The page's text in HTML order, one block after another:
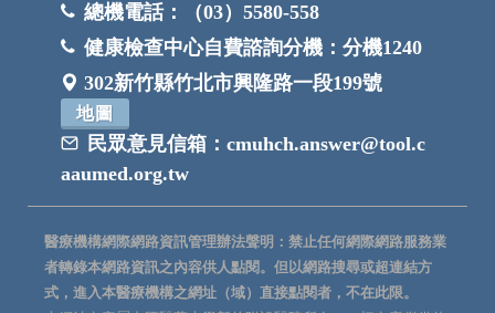
總機電話：
（03）5580-558
健康檢查中心自費諮詢分機： 分機1240
302新竹縣竹北市興隆路一段199號
地圖
民眾意見信箱： cmuhch.answer@tool.c
aaumed.org.tw
醫療機構網際網路資訊管理辦法聲明：禁止任何網際網路服務業
者轉錄本網路資訊之內容供人點閱。但以網路搜尋或超連結方
式，進入本醫療機構之網址（域）直接點閱者，不在此限。